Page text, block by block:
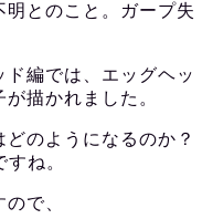
とのこと。ガープ失
編では、エッグヘッ
描かれました。
のようになるのか？
ね。
で、